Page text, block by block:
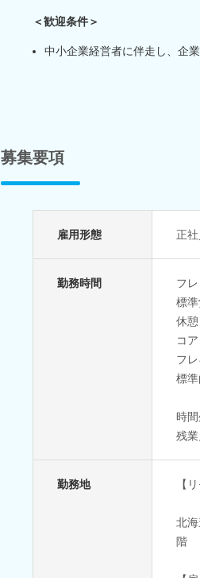
＜歓迎条件＞
中小企業経営者に伴走し、企
募集要項
雇用形態 正
勤務時間
フ
標
休
コ
フ
標
時
残
勤務地 【
北
階